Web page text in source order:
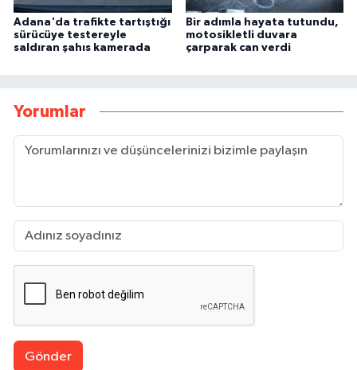
Adana'da trafikte tartıştığı
sürücüye testereyle
saldıran şahıs kamerada
Bir adımla hayata tutundu,
motosikletli duvara
çarparak can verdi
Yorumlar
Gönder